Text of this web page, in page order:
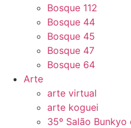
Bosque 112
Bosque 44
Bosque 45
Bosque 47
Bosque 64
Arte
arte virtual
arte koguei
35º Salão